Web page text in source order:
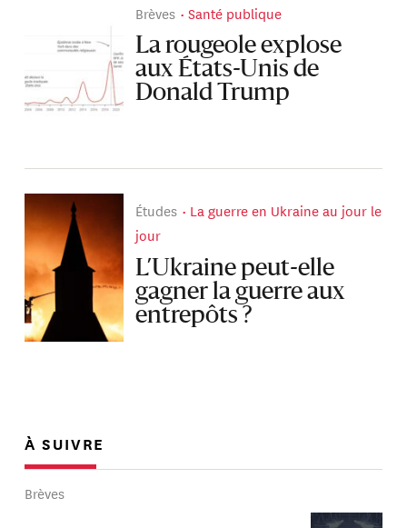
Brèves Santé publique
La rougeole explose
aux États-Unis de
Donald Trump
Études
La guerre en Ukraine au jour le
jour
L’Ukraine peut-elle
gagner la guerre aux
entrepôts ?
À SUIVRE
Brèves